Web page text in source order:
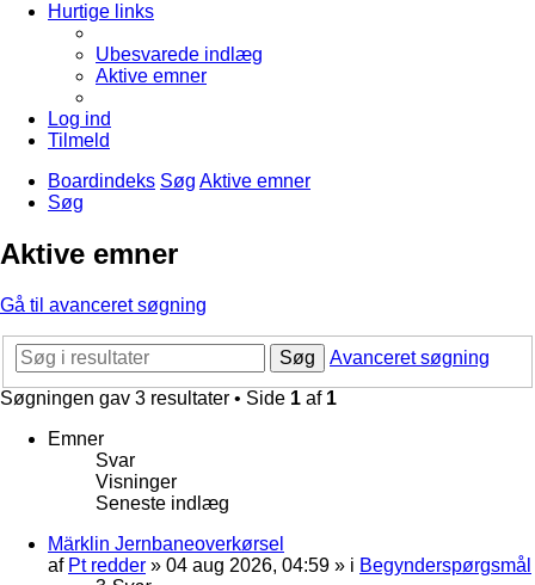
Hurtige links
Ubesvarede indlæg
Aktive emner
Log ind
Tilmeld
Boardindeks Søg Aktive emner
Søg
Aktive emner
Gå til avanceret søgning
Søg
Avanceret søgning
Søgningen gav 3 resultater • Side 1 af 1
Emner
Svar
Visninger
Seneste indlæg
Märklin Jernbaneoverkørsel
af Pt redder » 04 aug 2026, 04:59 » i Begynderspørgsmål